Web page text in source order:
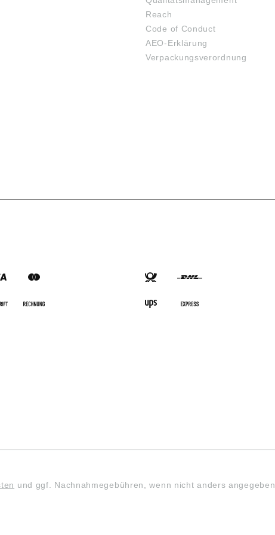
Reach
Code of Conduct
AEO-Erklärung
Verpackungsverordnung
und ggf. Nachnahmegebühren, wenn nicht anders angegeben.